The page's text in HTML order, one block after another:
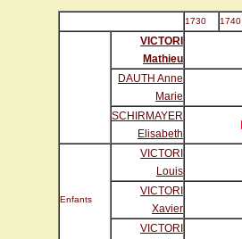
1730 1740
VICTORI
Mathieu
DAUTH Anne
Marie
SCHIRMAYER
Elisabeth
Enfants
VICTORI
Louis
VICTORI
Xavier
VICTORI